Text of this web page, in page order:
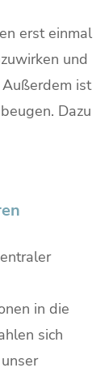
erst einmal
und
ist
Dazu
in die
sich